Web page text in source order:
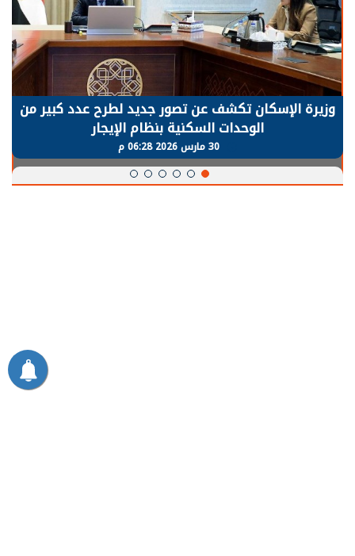
الرئيس السيسي: توقف الأنشطة في قطاع الطاقة
يحتاج إلى سنوات لعودة معدلات الإنتاج الطبيعية